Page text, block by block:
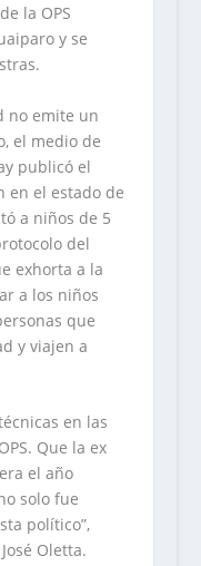
la OPS
y se
no emite un
el medio de
publicó el
en el estado de
a niños de 5
del
exhorta a la
a los niños
que
y viajen a
en las
Que la ex
el año
solo fue
político”,
Oletta.